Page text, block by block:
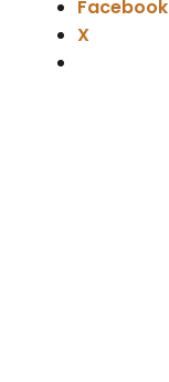
Facebook
X